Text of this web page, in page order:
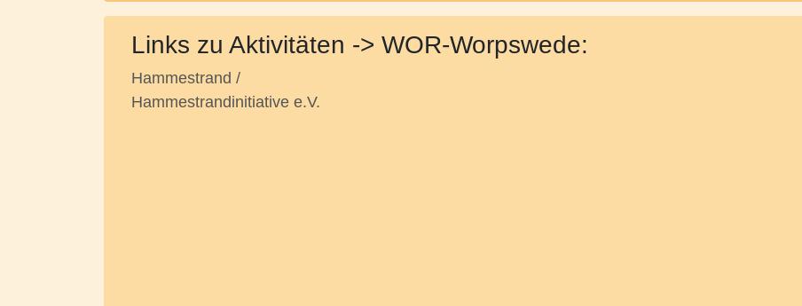
Links zu Aktivitäten -> WOR-Worpswede:
Hammestrand /
Hammestrandinitiative e.V.